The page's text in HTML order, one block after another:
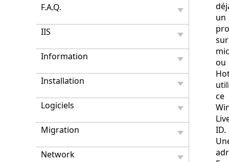
F.A.Q.
IIS
Information
Installation
Logiciels
Migration
Network
un
sur
ou
ce
ID.